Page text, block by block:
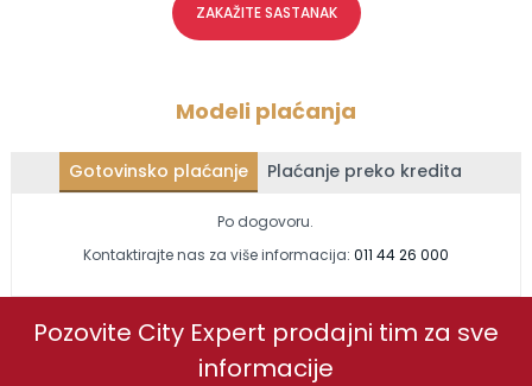
ZAKAŽITE SASTANAK
Modeli plaćanja
Gotovinsko plaćanje Plaćanje preko kredita
Po dogovoru.
Kontaktirajte nas za više informacija: 011 44 26 000
Pozovite City Expert prodajni tim za sve
informacije